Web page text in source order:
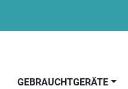
GEBRAUCHTGERÄTE